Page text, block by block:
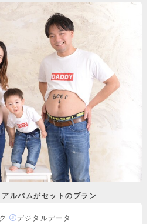
ルバムがセットのプラン
デジタルデータ